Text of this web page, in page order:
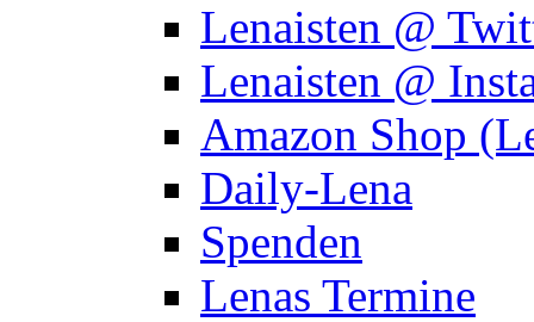
Lenaisten @
Lenaisten @
Amazon Shop
Daily-Lena
Spenden
Lenas Termine